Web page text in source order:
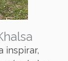
inspirar,